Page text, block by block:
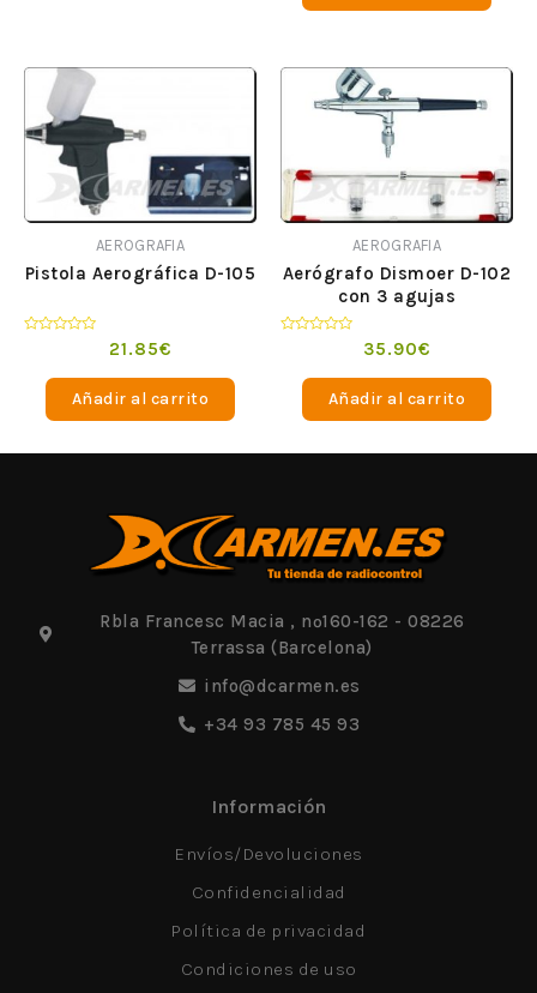
AEROGRAFIA
Pistola Aerográfica D-105
21.85€
Añadir al carrito
AEROGRAFIA
Aerógrafo Dismoer D-102
con 3 agujas
35.90€
Añadir al carrito
Rbla Francesc Macia , nº160-162 - 08226
Terrassa (Barcelona)
info@dcarmen.es
+34 93 785 45 93
Información
Envíos/Devoluciones
Confidencialidad
Política de privacidad
Condiciones de uso